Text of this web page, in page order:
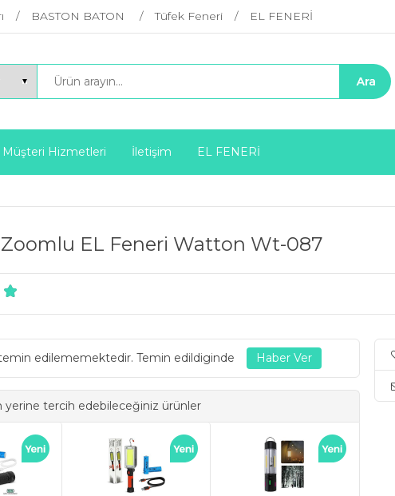
BASTON BATON Tüfek Feneri EL FENERİ
Müşteri Hizmetleri İletişim EL FENERİ
Zoomlu EL Feneri Watton Wt-087
edilememektedir. Temin edildiginde
yerine tercih edebileceğiniz ürünler